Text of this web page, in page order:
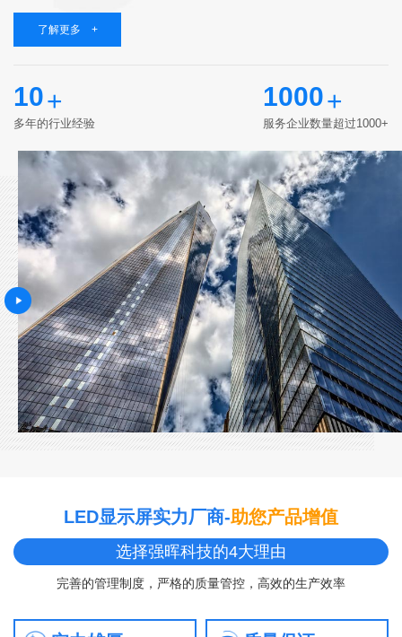
同的价值观和...
了解更多 +
10+
多年的行业经验
1000+
服务企业数量超过1000+
LED显示屏实力厂商-助您产品增值
选择强晖科技的4大理由
完善的管理制度，严格的质量管控，高效的生产效率